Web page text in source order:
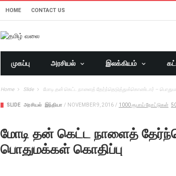
HOME CONTACT US
முகப்பு அரசியல் இலக்கியம்
Home Slide மோடி தன் கெட்ட நாளைத் தேர்ந்தெடுத்துக்கொண்டார் –
SLIDE அரசியல் இந்தியா / NOVEMBER 9, 2016 / 1000 ரூபாய் நோட்டுகள்
மோடி தன் கெட்ட நாளைத்
பொதுமக்கள் கொதிப்பு